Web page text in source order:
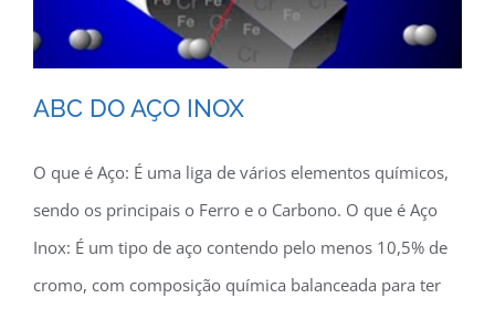
ABC DO AÇO INOX
O que é Aço: É uma liga de vários elementos químicos,
sendo os principais o Ferro e o Carbono. O que é Aço
Inox: É um tipo de aço contendo pelo menos 10,5% de
cromo, com composição química balanceada para ter